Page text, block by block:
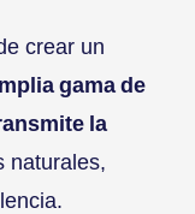
crear un
gama de
la
naturales,